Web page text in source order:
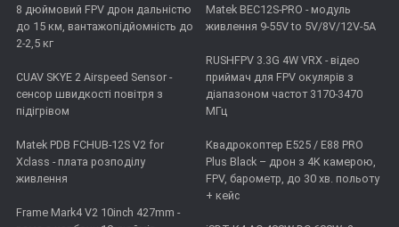
8 дюймовий FPV дрон дальністю
до 15 км, вантажопідйомність до
2-2,5 кг
CUAV SKYE 2 Airspeed Sensor -
сенсор швидкості повітря з
підігрівом
Matek PDB FCHUB-12S V2 for
Xclass - плата розподілу
живлення
Frame Mark4 V2 10inch 427mm -
Matek BEC12S-PRO - модуль
живлення 9-55V to 5V/8V/12V-5A
RUSHFPV 3.3G 4W VRX - відео
приймач для FPV окулярів з
діапазоном частот 3170-3470
МГц
Квадрокоптер E525 / E88 PRO
Plus Black – дрон з 4K камерою,
FPV, барометр, до 30 хв. польоту
+ кейс